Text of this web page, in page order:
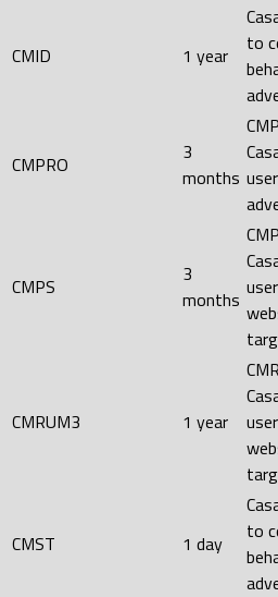
CMID 1 year
to
CMPRO
3
months
CMPS
3
months
CMRUM3 1 year
CMST 1 day
to